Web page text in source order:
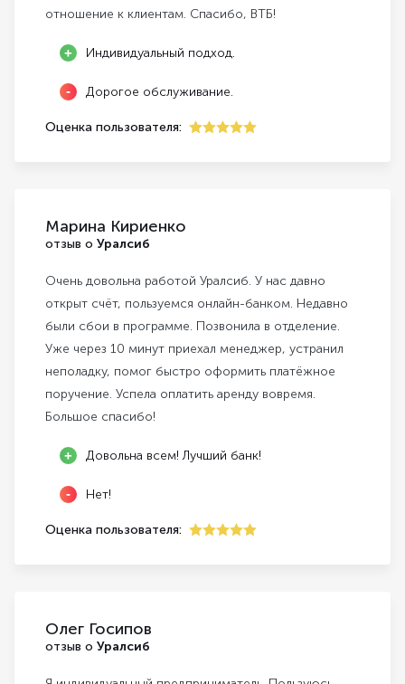
отношение к клиентам. Спасибо, ВТБ!
Индивидуальный подход.
Дорогое обслуживание.
Оценка пользователя:
Марина Кириенко
отзыв о Уралсиб
Очень довольна работой Уралсиб. У нас давно
открыт счёт, пользуемся онлайн-банком. Недавно
были сбои в программе. Позвонила в отделение.
Уже через 10 минут приехал менеджер, устранил
неполадку, помог быстро оформить платёжное
поручение. Успела оплатить аренду вовремя.
Большое спасибо!
Довольна всем! Лучший банк!
Нет!
Оценка пользователя:
Олег Госипов
отзыв о Уралсиб